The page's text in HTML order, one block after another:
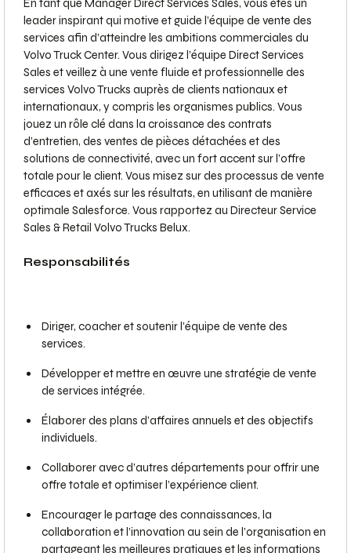
En tant que Manager Direct Services Sales, vous êtes un
leader inspirant qui motive et guide l’équipe de vente des
services afin d’atteindre les ambitions commerciales du
Volvo Truck Center. Vous dirigez l’équipe Direct Services
Sales et veillez à une vente fluide et professionnelle des
services Volvo Trucks auprès de clients nationaux et
internationaux, y compris les organismes publics. Vous
jouez un rôle clé dans la croissance des contrats
d’entretien, des ventes de pièces détachées et des
solutions de connectivité, avec un fort accent sur l’offre
totale pour le client. Vous misez sur des processus de vente
efficaces et axés sur les résultats, en utilisant de manière
optimale Salesforce. Vous rapportez au Directeur Service
Sales & Retail Volvo Trucks Belux.
Responsabilités
Diriger, coacher et soutenir l’équipe de vente des
services.
Développer et mettre en œuvre une stratégie de vente
de services intégrée.
Élaborer des plans d’affaires annuels et des objectifs
individuels.
Collaborer avec d’autres départements pour offrir une
offre totale et optimiser l’expérience client.
Encourager le partage des connaissances, la
collaboration et l’innovation au sein de l’organisation en
partageant les meilleures pratiques et les informations